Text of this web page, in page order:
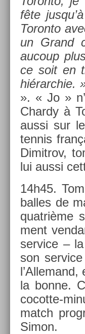
fête
Toron­to
un Grand
aucoup
ce soit en
hié­rarchie.
». « Jo »
Char­dy à
aussi sur
ten­nis
Di­mit­rov,
lui aussi
14h45.
bal­les de
quat­rième
ment
ser­vice –
son
la bonne.
cocotte-
match
Simon.